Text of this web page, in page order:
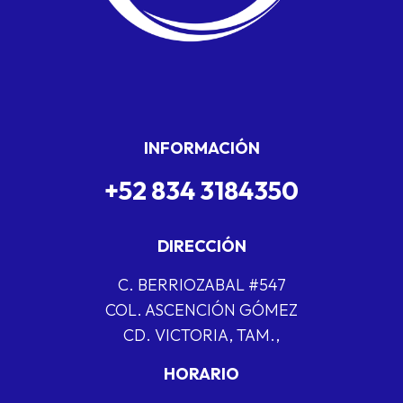
INFORMACIÓN
+52 834 3184350
DIRECCIÓN
C. BERRIOZABAL #547
COL. ASCENCIÓN GÓMEZ
CD. VICTORIA, TAM.,
HORARIO